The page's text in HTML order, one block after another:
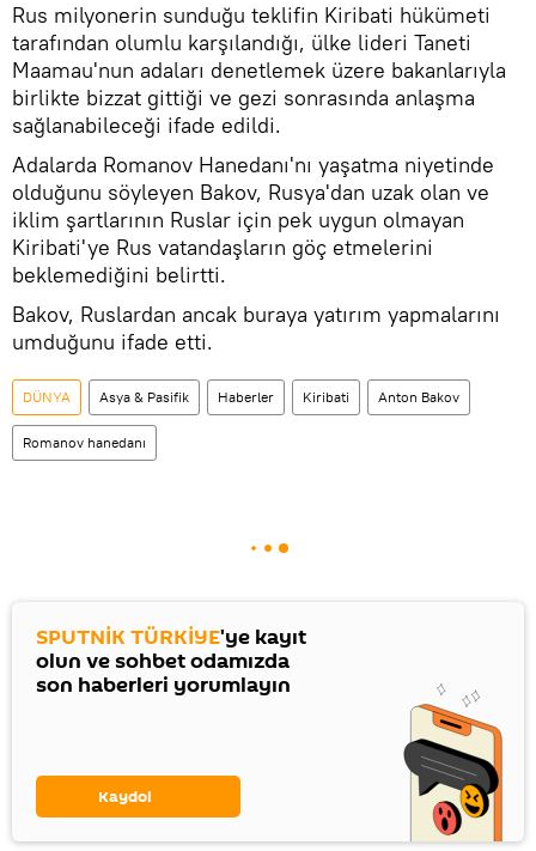
Rus milyonerin sunduğu teklifin Kiribati hükümeti
tarafından olumlu karşılandığı, ülke lideri Taneti
Maamau'nun adaları denetlemek üzere bakanlarıyla
birlikte bizzat gittiği ve gezi sonrasında anlaşma
sağlanabileceği ifade edildi.
Adalarda Romanov Hanedanı'nı yaşatma niyetinde
olduğunu söyleyen Bakov, Rusya'dan uzak olan ve
iklim şartlarının Ruslar için pek uygun olmayan
Kiribati'ye Rus vatandaşların göç etmelerini
beklemediğini belirtti.
Bakov, Ruslardan ancak buraya yatırım yapmalarını
umduğunu ifade etti.
DÜNYA Asya & Pasifik Haberler Kiribati Anton Bakov
Romanov hanedanı
SPUTNİK TÜRKİYE'ye kayıt
olun ve sohbet odamızda
son haberleri yorumlayın
Kaydol